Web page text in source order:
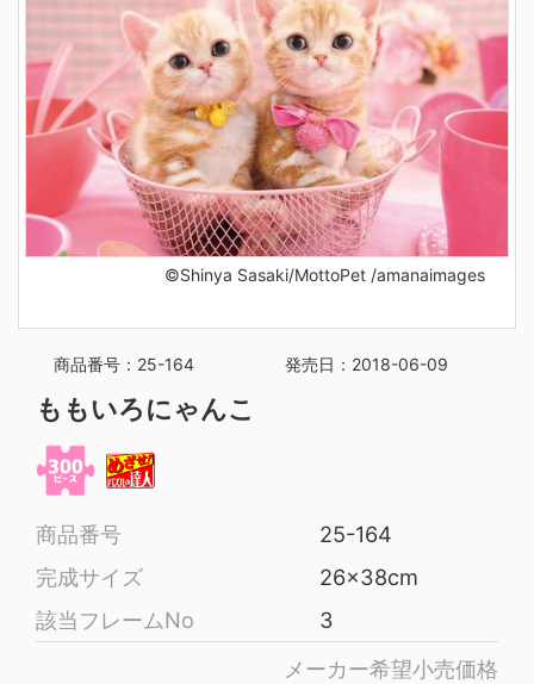
©Shinya Sasaki/MottoPet /amanaimages
商品番号：25-164 発売日：2018-06-09
ももいろにゃんこ
商品番号
25-164
完成サイズ
26x38cm
該当フレームNo
3
メーカー希望小売価格